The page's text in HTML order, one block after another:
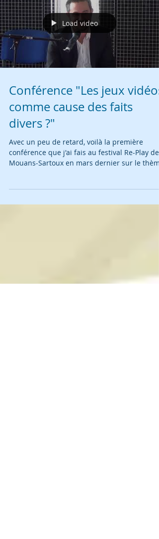
Load video
Conférence "Les jeux vidéos
comme cause des faits
divers ?"
conférence que j'ai fais au festival Re-Play de
Mouans-Sartoux en mars dernier sur le thème